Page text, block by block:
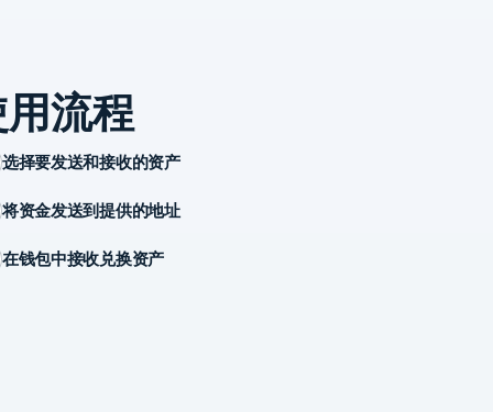
流程
选择要发送和接收的资产
将资金发送到提供的地址
在钱包中接收兑换资产